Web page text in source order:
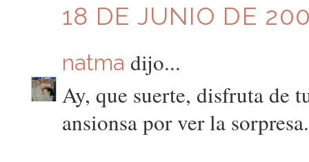
18 DE JUNIO DE
natma dijo...
Ay, que suerte, disfruta de
ansionsa por ver la